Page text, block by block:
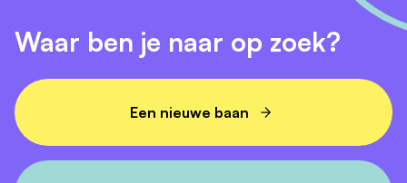
zoektocht naar een inspirerende baan in de wereld
van communicatie!
Waar ben je naar op zoek?
Een nieuwe baan